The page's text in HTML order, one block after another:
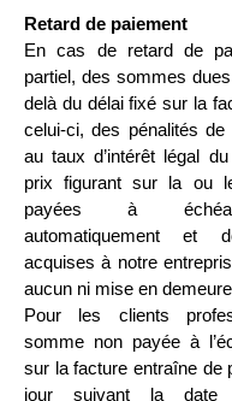
Retard de paiement
En cas de retard de
partiel, des sommes
delà du délai fixé sur la
celui-ci, des pénalités de
au taux d’intérêt légal
prix figurant sur la ou
payées à
automatiquement et
acquises à notre
aucun ni mise en
Pour les clients
somme non payée à
sur la facture entraîne de
jour suivant la date